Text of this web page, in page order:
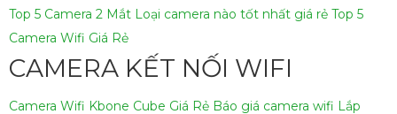
Top 5 Camera 2 Mắt Loại camera nào tốt nhất giá rẻ Top 5
Camera Wifi Giá Rẻ
CAMERA KẾT NỐI WIFI
Camera Wifi Kbone Cube Giá Rẻ Báo giá camera wifi Lắp